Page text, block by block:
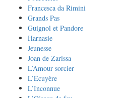
Francesca da Rimini
Grands Pas
Guignol et Pandore
Harnasie
Jeunesse
Joan de Zarissa
L’Amour sorcier
L’Ecuyère
L’Inconnue